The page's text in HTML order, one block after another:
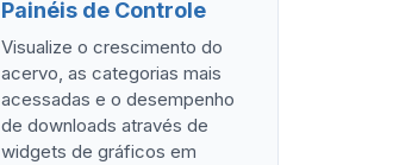
Painéis de Controle
Visualize o crescimento do
acervo, as categorias mais
acessadas e o desempenho
de downloads através de
widgets de gráficos em